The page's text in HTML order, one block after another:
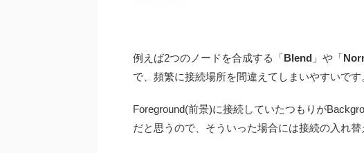
例えば2つのノードを合成する「 Blend 」や「
で、頻繁に接続場所を間違えてしまいやすいです
Foreground(前景)に接続していたつもりが
だと思うので、そういった場合には接続の入れ替